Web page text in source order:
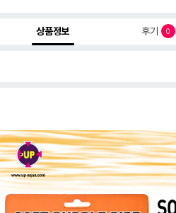
상품정보 후기 0